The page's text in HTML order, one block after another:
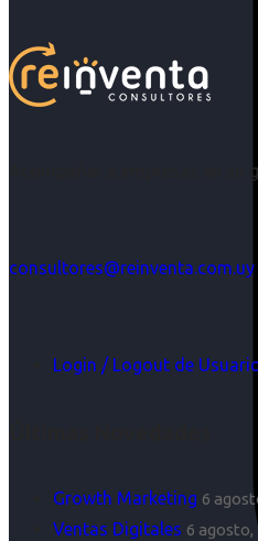
Acompañar a empresas en
consultores@reinventa.com.uy
Login / Logout de
Growth Marketing 6
Ventas Digitales 6 agosto,